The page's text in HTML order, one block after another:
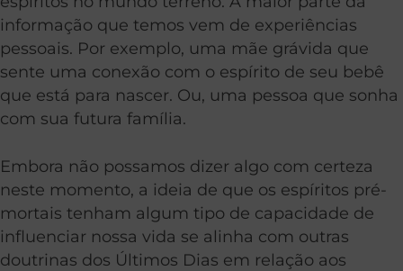
informação que temos vem de experiências
pessoais. Por exemplo, uma mãe grávida que
sente uma conexão com o espírito de seu bebê
que está para nascer. Ou, uma pessoa que sonha
com sua futura família.
Embora não possamos dizer algo com certeza
neste momento, a ideia de que os espíritos pré-
mortais tenham algum tipo de capacidade de
influenciar nossa vida se alinha com outras
doutrinas dos Últimos Dias em relação aos